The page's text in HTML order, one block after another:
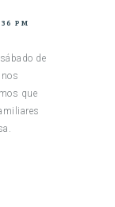
PM
de
que